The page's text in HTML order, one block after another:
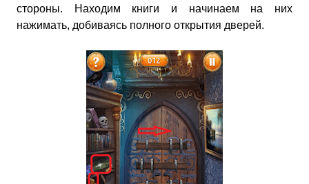
стороны. Находим книги и начинаем на них
нажимать, добиваясь полного открытия дверей.